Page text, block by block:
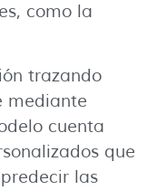
como la
trazando
mediante
cuenta
que
las